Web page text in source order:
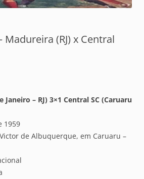
Madureira (RJ) x Central
Janeiro – RJ) 3×1 Central SC (Caruaru
1959
de Albuquerque, em Caruaru –